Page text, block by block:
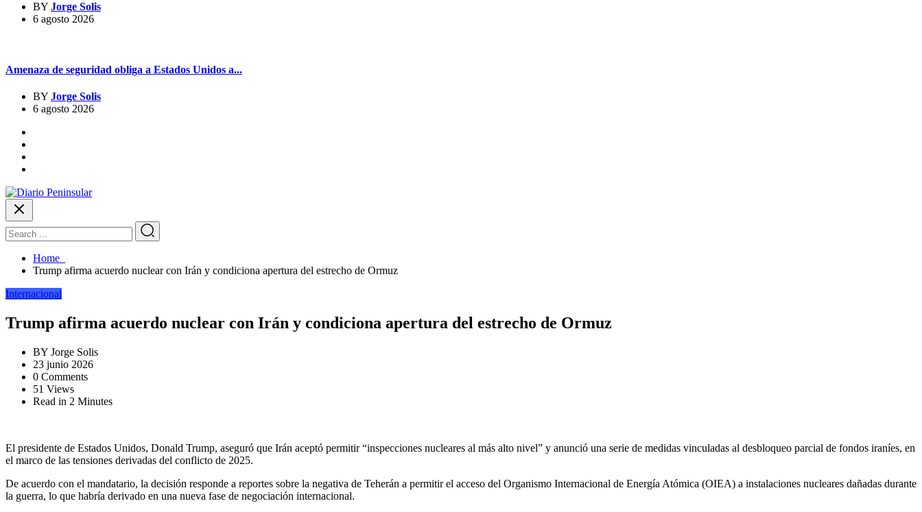
BY Jorge Solis
6 agosto 2026
Amenaza de seguridad obliga a Estados Unidos a...
BY Jorge Solis
6 agosto 2026
Home
Trump afirma acuerdo nuclear con Irán y condiciona apertura del estrecho de Ormuz
Internacional
Trump afirma acuerdo nuclear con Irán y condiciona apertura del estrecho de Ormuz
BY Jorge Solis
23 junio 2026
0 Comments
51 Views
Read in 2 Minutes
El presidente de Estados Unidos, Donald Trump, aseguró que Irán aceptó permitir “inspecciones nucleares al más alto nivel” y anunció una serie de medidas vinculadas al desbloqueo parcial de fondos iraníes, en
el marco de las tensiones derivadas del conflicto de 2025.
De acuerdo con el mandatario, la decisión responde a reportes sobre la negativa de Teherán a permitir el acceso del Organismo Internacional de Energía Atómica (OIEA) a instalaciones nucleares dañadas durante
la guerra, lo que habría derivado en una nueva fase de negociación internacional.